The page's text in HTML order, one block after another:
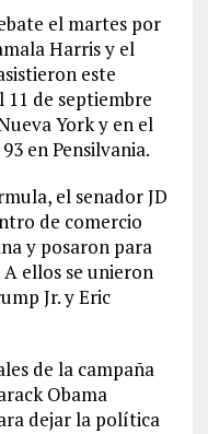
el martes por
Harris y el
este
11 de septiembre
York y en el
en Pensilvania.
el senador JD
de comercio
y posaron para
ellos se unieron
Jr. y Eric
de la campaña
Obama
dejar la política